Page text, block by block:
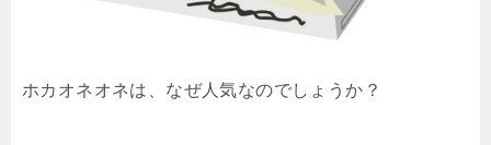
ホカオネオネは、なぜ人気なのでしょうか？